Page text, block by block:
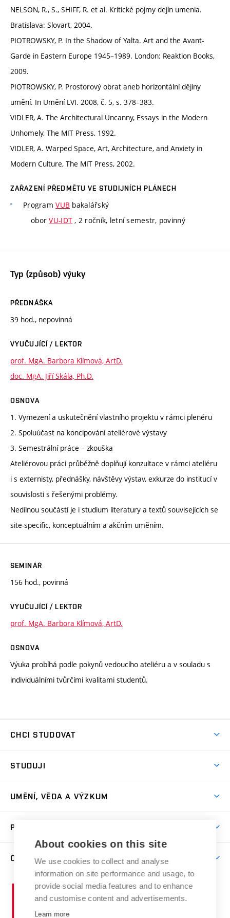
NELSON, R., S., SHIFF, R. et al. Kritické pojmy dejín umenia.
Bratislava: Slovart, 2004.
PIOTROWSKY, P. In the Shadow of Yalta. Art and the Avant-
Garde in Eastern Europe 1945–1989. London: Reaktion Books,
2009.
PIOTROWSKY, P. Prostorový obrat aneb horizontální dějiny
umění. In Umění LVI. 2008, č. 5, s. 378–383.
VIDLER, A. The Architectural Uncanny, Essays in the Modern
Unhomely, The MIT Press, 1992.
VIDLER, A. Warped Space, Art, Architecture, and Anxiety in
Modern Culture, The MIT Press, 2002.
ZAŘAZENÍ PŘEDMĚTU VE STUDIJNÍCH PLÁNECH
ProgramVUB bakalářský
oborVU-IDT , 2 ročník, letní semestr, povinný
Typ (způsob) výuky
PŘEDNÁŠKA
39 hod., nepovinná
VYUČUJÍCÍ / LEKTOR
prof. MgA. Barbora Klímová, ArtD.
doc. MgA. Jiří Skála, Ph.D.
OSNOVA
1. Vymezení a uskutečnění vlastního projektu v rámci plenéru
2. Spoluúčast na koncipování ateliérové výstavy
3. Semestrální práce – zkouška
Ateliérovou práci průběžně doplňují konzultace v rámci ateliéru
i s externisty, přednášky, návštěvy výstav, exkurze do institucí v
souvislosti s řešenými problémy.
Nedílnou součástí je i studium literatury a textů souvisejících se
site-specific, konceptuálním a akčním uměním.
SEMINÁŘ
156 hod., povinná
VYUČUJÍCÍ / LEKTOR
prof. MgA. Barbora Klímová, ArtD.
OSNOVA
Výuka probíhá podle pokynů vedoucího ateliéru a v souladu s
individuálními tvůrčími kvalitami studentů.
CHCI STUDOVAT
Přijímačky
Dny otevřených dveří
Přípravné kurzy
Studium bez bariér
Katedra teorií a dějin umění
Kabinety a dílny
Kontakt
STUDUJI
Časový plán studia
Studijní předpisy a formuláře
Studium a stáže v zahraničí
Rezidenční pobyty
Odborná praxe
Stipendia
UMĚNÍ, VĚDA A VÝZKUM
Publikační činnost
Projekty
Výstavy
PRO VEŘEJNOST
Letní školy a semestrální kurzy
Nakladatelská a vydavatelská činnost
Research Catalogue
O FAKULTĚ
Aktuality
Informační tabule
Organizační struktura
Vysoké
učení
About cookies on this site
We use cookies to collect and analyse
information on site performance and usage, to
provide social media features and to enhance
and customise content and advertisements.
Learn more